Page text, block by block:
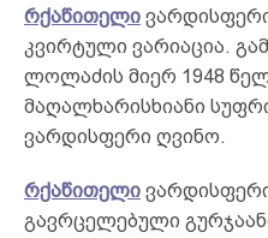
რქაწითელი
კვირტული ვარიაცია.
ლოლაძის მიერ 1948
მაღალხარისხიანი
ვარდისფერი ღვინო.
რქაწითელი
გავრცელებული